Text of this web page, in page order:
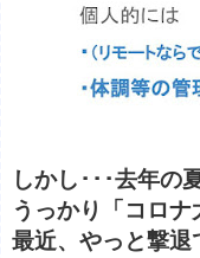
しかし･･･去年の
うっかり「コロ
最近、やっと撃